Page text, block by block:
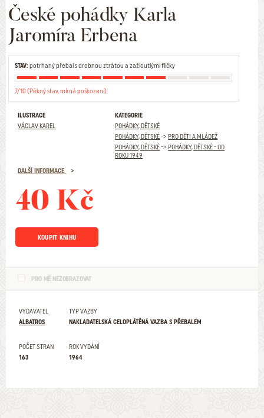
České pohádky Karla
Jaromíra Erbena
STAV:potrhaný přebal s drobnou ztrátou a zažloutlými flíčky
7/10 (Pěkný stav, mírná poškození)
ILUSTRACE
VÁCLAV KAREL
KATEGORIE
POHÁDKY, DĚTSKÉ
POHÁDKY, DĚTSKÉ->PRO DĚTI A MLÁDEŽ
POHÁDKY, DĚTSKÉ->POHÁDKY, DĚTSKÉ - OD
ROKU 1949
DALŠÍ INFORMACE
40 Kč
KOUPIT KNIHU
PRO MĚ NEZOBRAZOVAT
VYDAVATEL
ALBATROS
TYP VAZBY
NAKLADATELSKÁ CELOPLÁTĚNÁ VAZBA S PŘEBALEM
POČET STRAN
163
ROK VYDÁNÍ
1964